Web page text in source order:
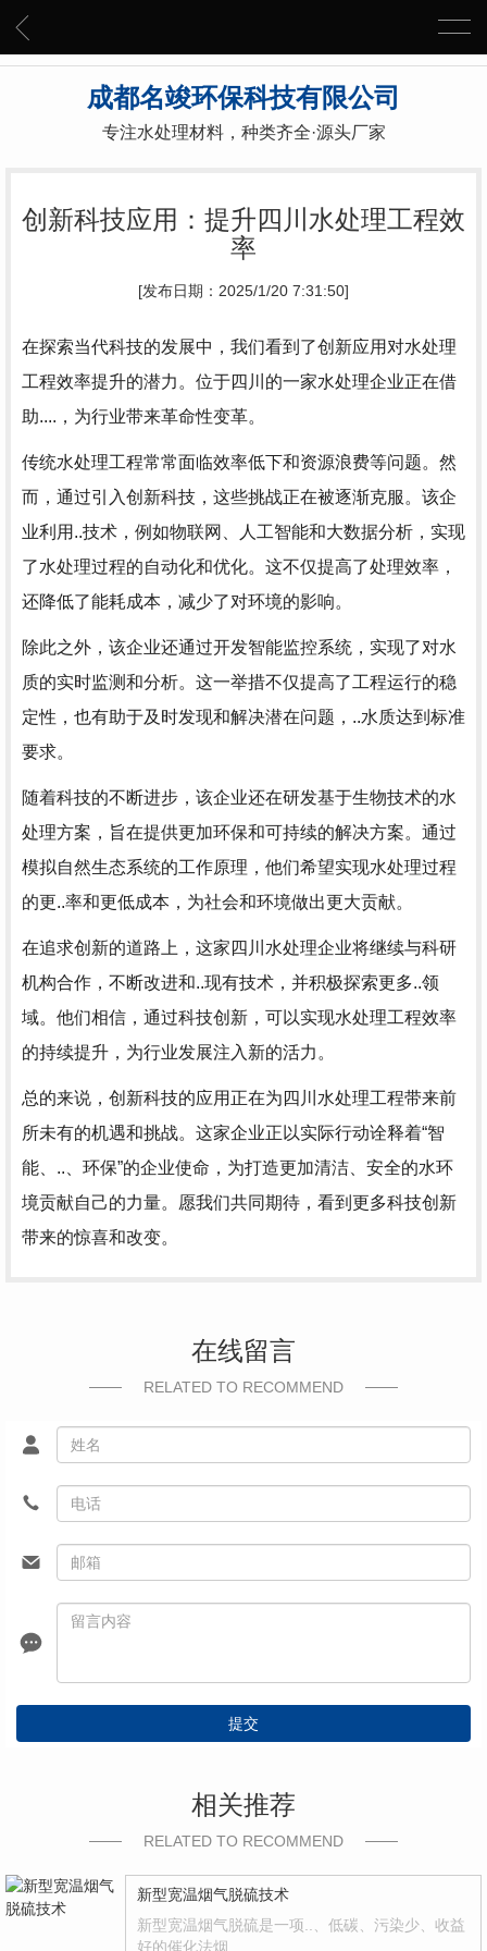
成都名竣环保科技有限公司
专注水处理材料，种类齐全·源头厂家
创新科技应用：提升四川水处理工程效
率
[发布日期：2025/1/20 7:31:50]
在探索当代科技的发展中，我们看到了创新应用对水处理
工程效率提升的潜力。位于四川的一家水处理企业正在借
助....，为行业带来革命性变革。
传统水处理工程常常面临效率低下和资源浪费等问题。然
而，通过引入创新科技，这些挑战正在被逐渐克服。该企
业利用..技术，例如物联网、人工智能和大数据分析，实现
了水处理过程的自动化和优化。这不仅提高了处理效率，
还降低了能耗成本，减少了对环境的影响。
除此之外，该企业还通过开发智能监控系统，实现了对水
质的实时监测和分析。这一举措不仅提高了工程运行的稳
定性，也有助于及时发现和解决潜在问题，..水质达到标准
要求。
随着科技的不断进步，该企业还在研发基于生物技术的水
处理方案，旨在提供更加环保和可持续的解决方案。通过
模拟自然生态系统的工作原理，他们希望实现水处理过程
的更..率和更低成本，为社会和环境做出更大贡献。
在追求创新的道路上，这家四川水处理企业将继续与科研
机构合作，不断改进和..现有技术，并积极探索更多..领
域。他们相信，通过科技创新，可以实现水处理工程效率
的持续提升，为行业发展注入新的活力。
总的来说，创新科技的应用正在为四川水处理工程带来前
所未有的机遇和挑战。这家企业正以实际行动诠释着“智
能、..、环保”的企业使命，为打造更加清洁、安全的水环
境贡献自己的力量。愿我们共同期待，看到更多科技创新
带来的惊喜和改变。
在线留言
RELATED TO RECOMMEND
提交
相关推荐
RELATED TO RECOMMEND
新型宽温烟气脱硫技术
新型宽温烟气脱硫是一项..、低碳、污染少、收益
好的催化法烟…